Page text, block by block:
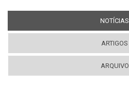
NOTÍCIAS
ARTIGOS
ARQUIVO